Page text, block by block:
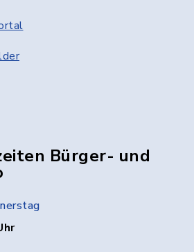
Bürger- und